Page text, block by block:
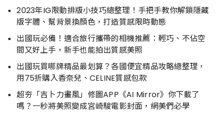
2023年IG限動排版小技巧總整理！手把手教你解鎖隱藏
版字體、幫背景換顏色，打造質感限時動態
出國玩必備！適合旅行攜帶的相機推薦：輕巧、不佔空
間又好上手，新手也能拍出質感美照
出國玩買哪牌精品最划算？各國便宜精品攻略總整理，
用75折購入香奈兒、CELINE質感包款
超夯「吉卜力畫風」修圖APP《AI Mirror》你下載了
嗎？一秒將美照變成宮崎駿電影封面，網美們必學